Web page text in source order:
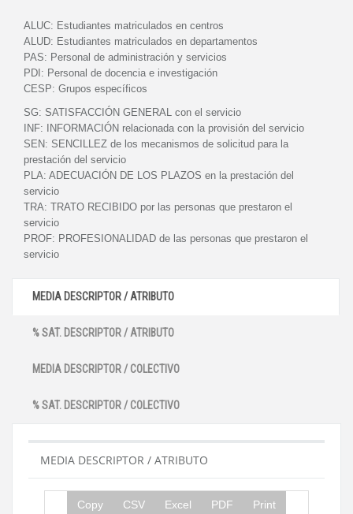
ALUC: Estudiantes matriculados en centros
ALUD: Estudiantes matriculados en departamentos
PAS: Personal de administración y servicios
PDI: Personal de docencia e investigación
CESP: Grupos específicos
SG: SATISFACCIÓN GENERAL con el servicio
INF:
INFORMACIÓN relacionada con la provisión del servicio
SEN: SENCILLEZ de los mecanismos de solicitud para la
prestación del servicio
PLA: ADECUACIÓN DE LOS PLAZOS en la prestación del
servicio
TRA: TRATO RECIBIDO por las personas que prestaron el
servicio
PROF: PROFESIONALIDAD de las personas que prestaron el
servicio
MEDIA DESCRIPTOR / ATRIBUTO
% SAT. DESCRIPTOR / ATRIBUTO
MEDIA DESCRIPTOR / COLECTIVO
% SAT. DESCRIPTOR / COLECTIVO
MEDIA DESCRIPTOR / ATRIBUTO
Copy CSV Excel PDF Print